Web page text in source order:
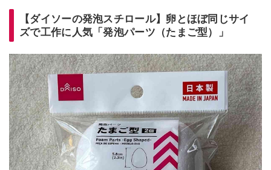
【ダイソーの発泡スチロール】卵とほぼ同じサイ
ズで工作に人気「発泡パーツ（たまご型）」